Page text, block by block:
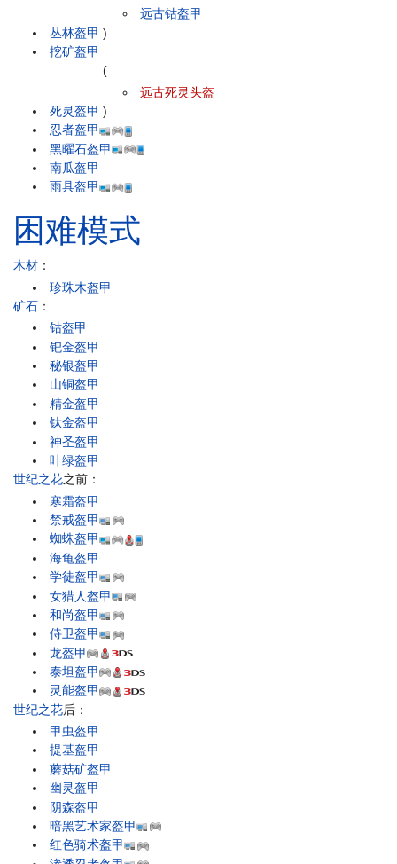
丛林盔甲
远古钴盔甲
)
挖矿盔甲
死灵盔甲
(
远古死灵头盔
)
忍者盔甲
黑曜石盔甲
南瓜盔甲
雨具盔甲
困难模式
木材 ：
珍珠木盔甲
矿石 ：
钴盔甲
钯金盔甲
秘银盔甲
山铜盔甲
精金盔甲
钛金盔甲
神圣盔甲
叶绿盔甲
世纪之花之前：
寒霜盔甲
禁戒盔甲
蜘蛛盔甲
海龟盔甲
学徒盔甲
女猎人盔甲
和尚盔甲
侍卫盔甲
龙盔甲
泰坦盔甲
灵能盔甲
世纪之花后：
甲虫盔甲
提基盔甲
蘑菇矿盔甲
幽灵盔甲
阴森盔甲
暗黑艺术家盔甲
红色骑术盔甲